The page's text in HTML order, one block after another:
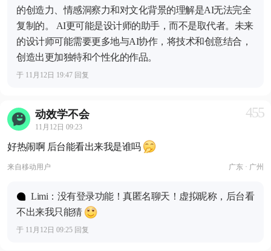
的创造力、情感洞察力和对文化背景的理解是AI无法完全
复制的。 AI更可能是设计师的助手，而不是取代者。未来
的设计师可能需要更多地与AI协作，将技术和创意结合，
创造出更加独特和个性化的作品。
于 11月12日 19:47 回复
动效学不会
11月12日 09:23
455
好热闹啊 后台能看出来我是谁吗
来自移动用户 广东 · 广州
Limi：没有登录功能！真匿名聊天！虚拟昵称，后台看
不出来我只能猜
于 11月12日 09:25 回复